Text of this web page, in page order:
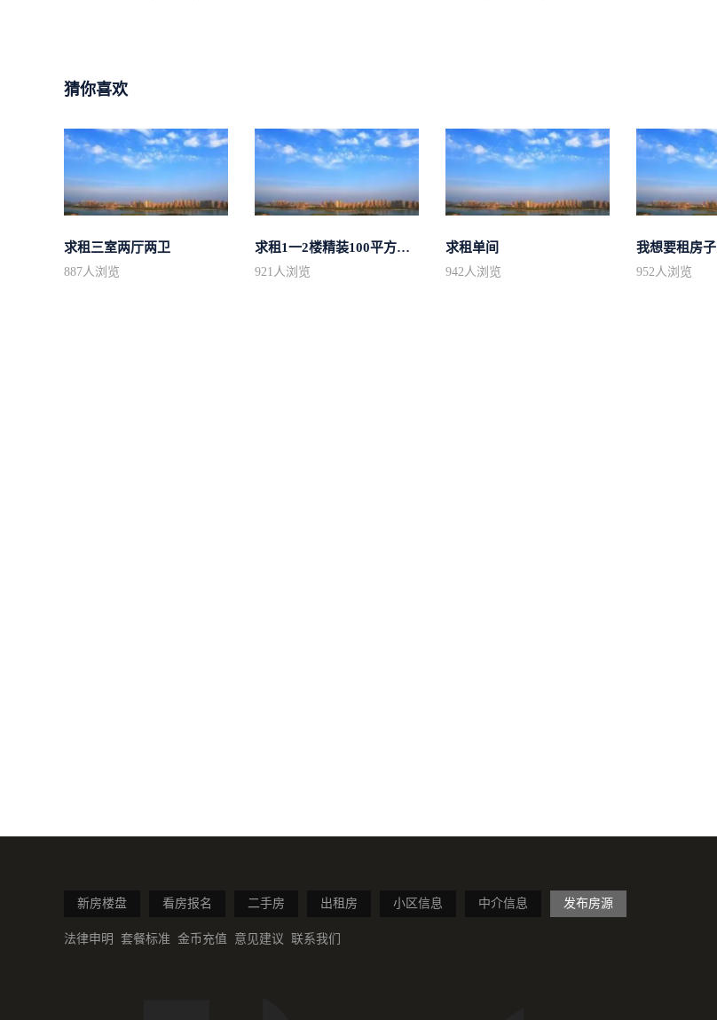
猜你喜欢
求租三室两厅两卫
887人浏览
求租1一2楼精装100平方里面基本设备不...
921人浏览
求租单间
942人浏览
我想要租房子
952人浏览
新房楼盘 看房报名 二手房 出租房 小区信息 中介信息 发布房源
法律申明 套餐标准 金币充值 意见建议 联系我们